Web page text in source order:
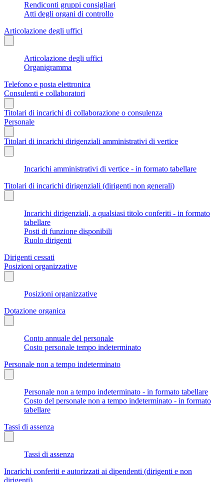
Rendiconti gruppi consigliari
Atti degli organi di controllo
Articolazione degli uffici
Articolazione degli uffici
Organigramma
Telefono e posta elettronica
Consulenti e collaboratori
Titolari di incarichi di collaborazione o consulenza
Personale
Titolari di incarichi dirigenziali amministrativi di vertice
Incarichi amministrativi di vertice - in formato tabellare
Titolari di incarichi dirigenziali (dirigenti non generali)
Incarichi dirigenziali, a qualsiasi titolo conferiti - in formato
tabellare
Posti di funzione disponibili
Ruolo dirigenti
Dirigenti cessati
Posizioni organizzative
Posizioni organizzative
Dotazione organica
Conto annuale del personale
Costo personale tempo indeterminato
Personale non a tempo indeterminato
Personale non a tempo indeterminato - in formato tabellare
Costo del personale non a tempo indeterminato - in formato
tabellare
Tassi di assenza
Tassi di assenza
Incarichi conferiti e autorizzati ai dipendenti (dirigenti e non
dirigenti)